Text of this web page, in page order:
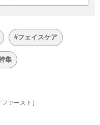
#フェイスケア
集
ァースト］